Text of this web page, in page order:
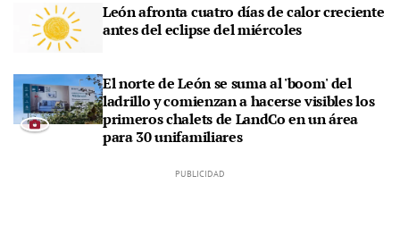
León afronta cuatro días de calor creciente
antes del eclipse del miércoles
El norte de León se suma al 'boom' del
ladrillo y comienzan a hacerse visibles los
primeros chalets de LandCo en un área
para 30 unifamiliares